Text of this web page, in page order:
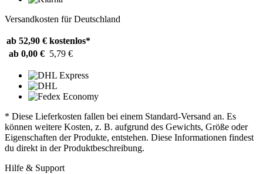
Versandkosten für Deutschland
ab 52,90 € kostenlos*
ab 0,00 € 5,79 €
* Diese Lieferkosten fallen bei einem Standard-Versand an. Es
können weitere Kosten, z. B. aufgrund des Gewichts, Größe oder
Eigenschaften der Produkte, entstehen. Diese Informationen findest
du direkt in der Produktbeschreibung.
Hilfe & Support